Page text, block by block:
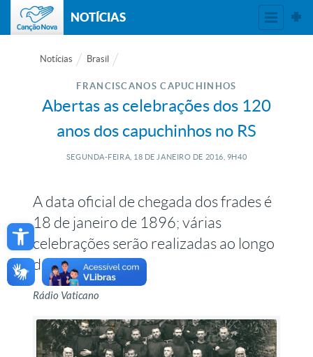
Open toolbar
NOTÍCIAS
Notícias Brasil
FRANCISCANOS CAPUCHINHOS
Abertas as celebrações dos 120
anos dos capuchinhos no RS
SEGUNDA-FEIRA, 18 DE JANEIRO DE 2016, 9H40
A data oficial de chegada dos frades é
18 de janeiro de 1896; várias
celebrações serão realizadas ao longo
do ano
Rádio Vaticano